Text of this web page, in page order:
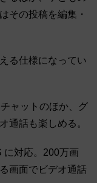
その投稿を編集・
る仕様になってい
ャットのほか、グ
通話も楽しめる。
に対応。200万画
画面でビデオ通話